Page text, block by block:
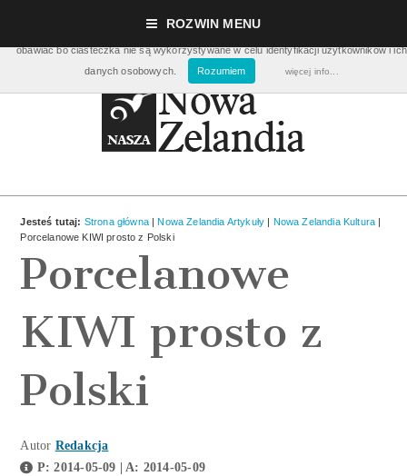
ROZWIN MENU
Jesteś tutaj: Strona główna|Nowa Zelandia Artykuły | Nowa Zelandia Kultura |
Porcelanowe KIWI prosto z Polski
Porcelanowe
KIWI prosto z
Polski
Autor Redakcja
P: 2014-05-09 | A: 2014-05-09
Nasza strona używa ciasteczek (cookies), dzięki którym nasz serwis może działać
obawiać bo ciasteczka nie są wykorzystywane w celu identyfikacji użytkowników i ich
danych osobowych.
Rozumiem więcej info...